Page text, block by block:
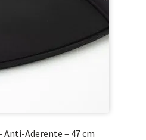
Anti-Aderente – 47 cm